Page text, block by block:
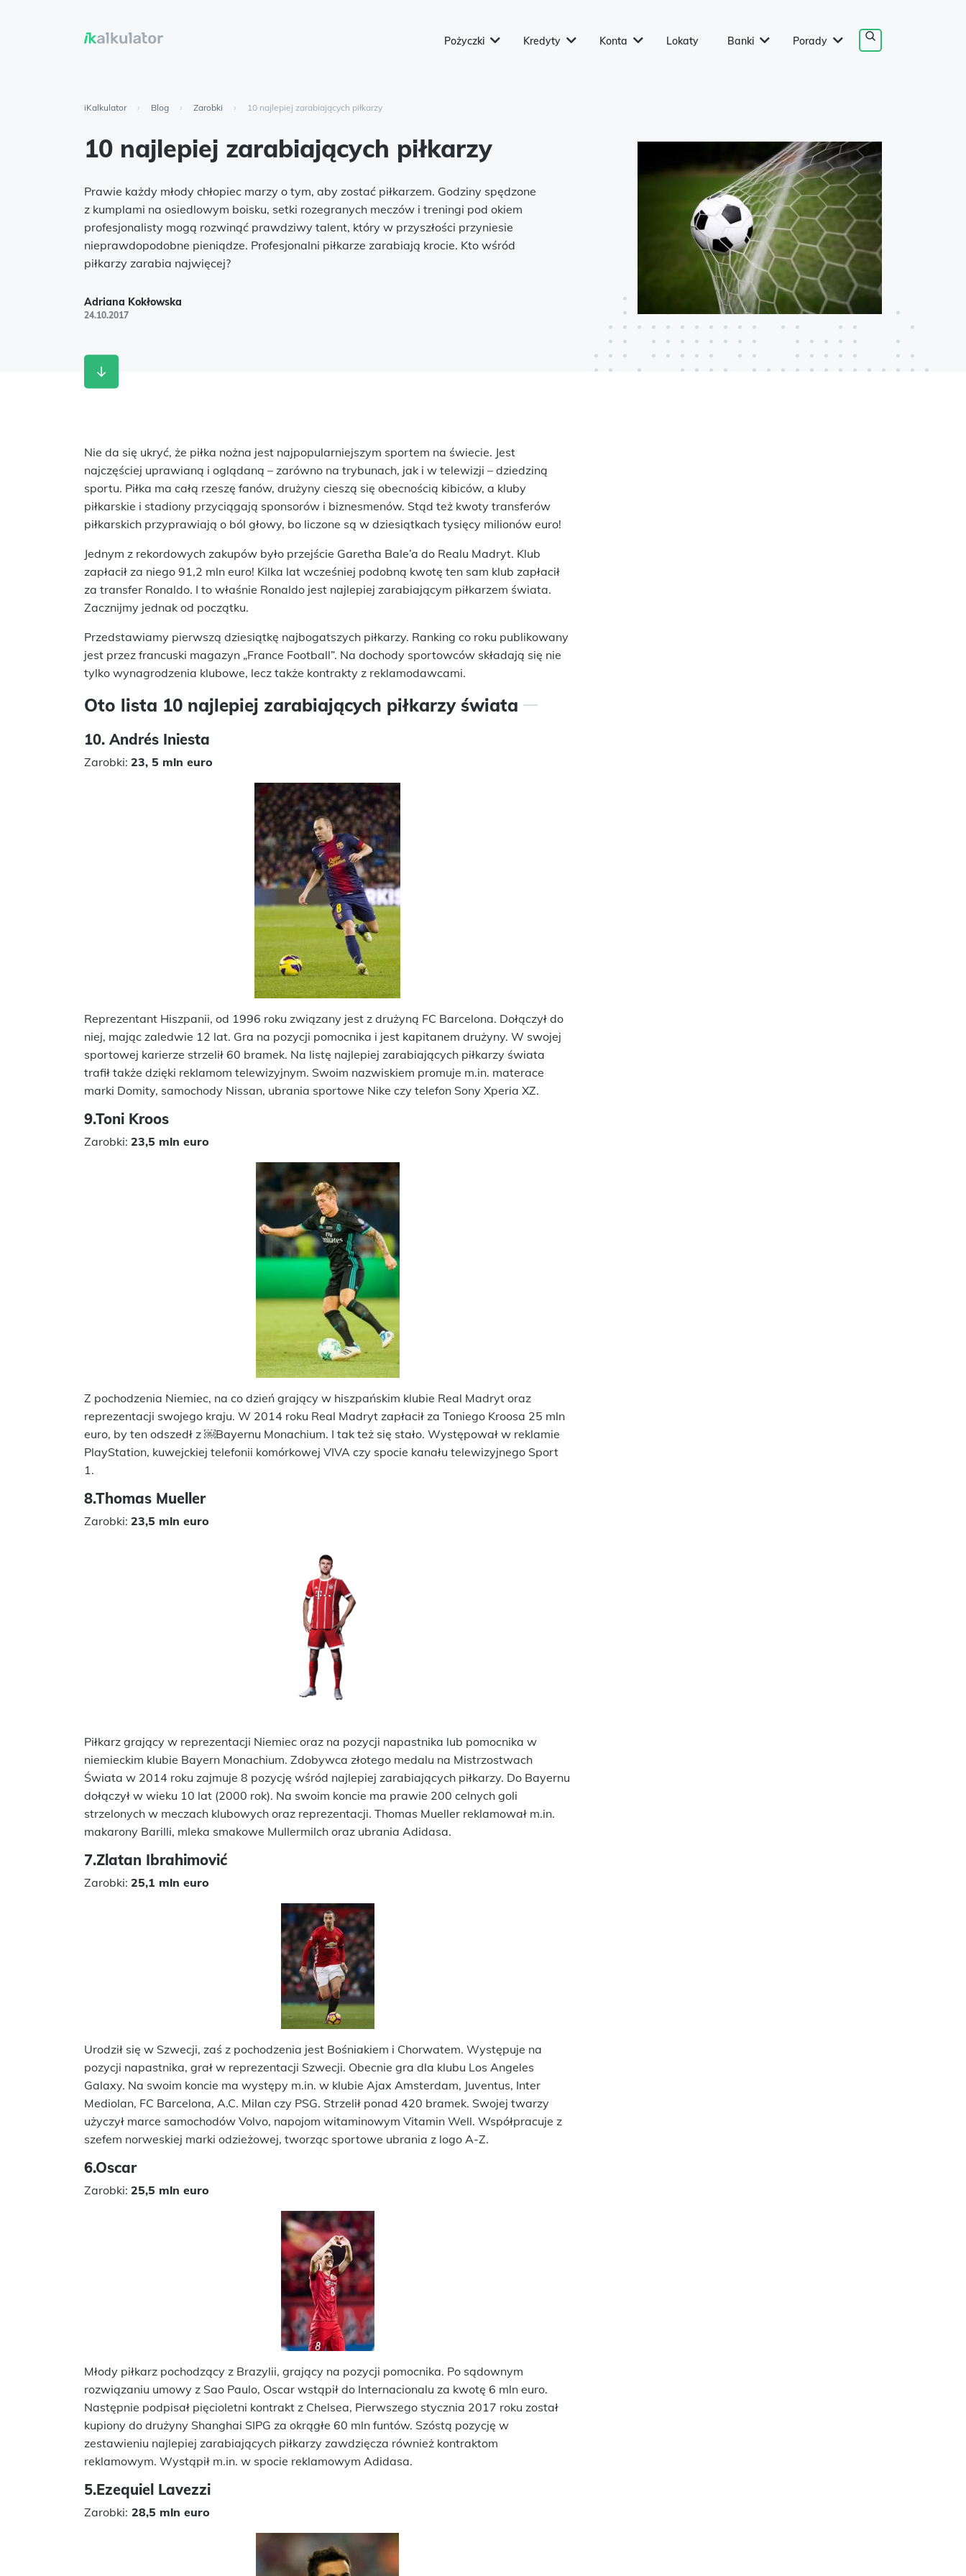
Pożyczki Kredyty Konta Lokaty Banki Porady
iKalkulator › Blog › Zarobki › 10 najlepiej zarabiających piłkarzy
10 najlepiej zarabiających piłkarzy
Prawie każdy młody chłopiec marzy o tym, aby zostać piłkarzem. Godziny spędzone
z kumplami na osiedlowym boisku, setki rozegranych meczów i treningi pod okiem
profesjonalisty mogą rozwinąć prawdziwy talent, który w przyszłości przyniesie
nieprawdopodobne pieniądze. Profesjonalni piłkarze zarabiają krocie. Kto wśród
piłkarzy zarabia najwięcej?
Adriana Kokłowska
24.10.2017
Nie da się ukryć, że piłka nożna jest najpopularniejszym sportem na świecie. Jest
najczęściej uprawianą i oglądaną – zarówno na trybunach, jak i w telewizji – dziedziną
sportu. Piłka ma całą rzeszę fanów, drużyny cieszą się obecnością kibiców, a kluby
piłkarskie i stadiony przyciągają sponsorów i biznesmenów. Stąd też kwoty transferów
piłkarskich przyprawiają o ból głowy, bo liczone są w dziesiątkach tysięcy milionów euro!
Jednym z rekordowych zakupów było przejście Garetha Bale’a do Realu Madryt. Klub
zapłacił za niego 91,2 mln euro! Kilka lat wcześniej podobną kwotę ten sam klub zapłacił
za transfer Ronaldo. I to właśnie Ronaldo jest najlepiej zarabiającym piłkarzem świata.
Zacznijmy jednak od początku.
Przedstawiamy pierwszą dziesiątkę najbogatszych piłkarzy. Ranking co roku publikowany
jest przez francuski magazyn „France Football”. Na dochody sportowców składają się nie
tylko wynagrodzenia klubowe, lecz także kontrakty z reklamodawcami.
Oto lista 10 najlepiej zarabiających piłkarzy świata
10. Andrés Iniesta
Zarobki: 23, 5 mln euro
Reprezentant Hiszpanii, od 1996 roku związany jest z drużyną FC Barcelona. Dołączył do
niej, mając zaledwie 12 lat. Gra na pozycji pomocnika i jest kapitanem drużyny. W swojej
sportowej karierze strzelił 60 bramek. Na listę najlepiej zarabiających piłkarzy świata
trafił także dzięki reklamom telewizyjnym. Swoim nazwiskiem promuje m.in. materace
marki Domity, samochody Nissan, ubrania sportowe Nike czy telefon Sony Xperia XZ.
9.Toni Kroos
Zarobki: 23,5 mln euro
Z pochodzenia Niemiec, na co dzień grający w hiszpańskim klubie Real Madryt oraz
reprezentacji swojego kraju. W 2014 roku Real Madryt zapłacił za Toniego Kroosa 25 mln
euro, by ten odszedł z ￼Bayernu Monachium. I tak też się stało. Występował w reklamie
PlayStation, kuwejckiej telefonii komórkowej VIVA czy spocie kanału telewizyjnego Sport
1.
8.Thomas Mueller
Zarobki: 23,5 mln euro
Piłkarz grający w reprezentacji Niemiec oraz na pozycji napastnika lub pomocnika w
niemieckim klubie Bayern Monachium. Zdobywca złotego medalu na Mistrzostwach
Świata w 2014 roku zajmuje 8 pozycję wśród najlepiej zarabiających piłkarzy. Do Bayernu
dołączył w wieku 10 lat (2000 rok). Na swoim koncie ma prawie 200 celnych goli
strzelonych w meczach klubowych oraz reprezentacji. Thomas Mueller reklamował m.in.
makarony Barilli, mleka smakowe Mullermilch oraz ubrania Adidasa.
7.Zlatan Ibrahimović
Zarobki: 25,1 mln euro
Urodził się w Szwecji, zaś z pochodzenia jest Bośniakiem i Chorwatem. Występuje na
pozycji napastnika, grał w reprezentacji Szwecji. Obecnie gra dla klubu Los Angeles
Galaxy. Na swoim koncie ma występy m.in. w klubie Ajax Amsterdam, Juventus, Inter
Mediolan, FC Barcelona, A.C. Milan czy PSG. Strzelił ponad 420 bramek. Swojej twarzy
użyczył marce samochodów Volvo, napojom witaminowym Vitamin Well. Współpracuje z
szefem norweskiej marki odzieżowej, tworząc sportowe ubrania z logo A-Z.
6.Oscar
Zarobki: 25,5 mln euro
Młody piłkarz pochodzący z Brazylii, grający na pozycji pomocnika. Po sądownym
rozwiązaniu umowy z Sao Paulo, Oscar wstąpił do Internacionalu za kwotę 6 mln euro.
Następnie podpisał pięcioletni kontrakt z Chelsea, Pierwszego stycznia 2017 roku został
kupiony do drużyny Shanghai SIPG za okrągłe 60 mln funtów. Szóstą pozycję w
zestawieniu najlepiej zarabiających piłkarzy zawdzięcza również kontraktom
reklamowym. Wystąpił m.in. w spocie reklamowym Adidasa.
5.Ezequiel Lavezzi
Zarobki: 28,5 mln euro